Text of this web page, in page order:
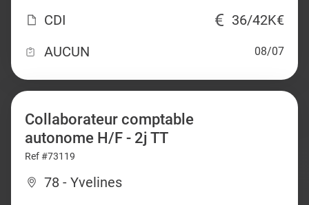
CDI
36/42K€
AUCUN
08/07
Collaborateur comptable
autonome H/F - 2j TT
Ref #73119
78 - Yvelines